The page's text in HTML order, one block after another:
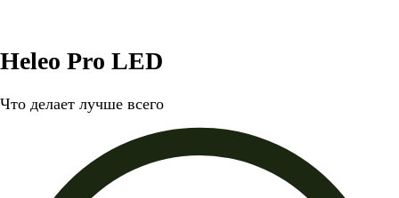
Heleo Pro LED
Что делает лучше всего